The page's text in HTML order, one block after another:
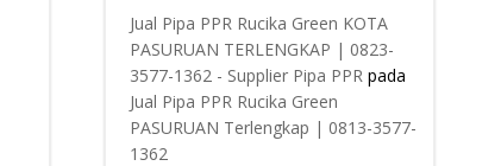
Jual Pipa PPR Rucika Green KOTA
PASURUAN TERLENGKAP | 0823-
3577-1362 - Supplier Pipa PPRpada
Jual Pipa PPR Rucika Green
PASURUAN Terlengkap | 0813-3577-
1362